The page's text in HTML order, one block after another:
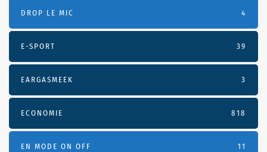
DROP LE MIC 4
E-SPORT 39
EARGASMEEK 3
ECONOMIE 818
EN MODE ON OFF 11